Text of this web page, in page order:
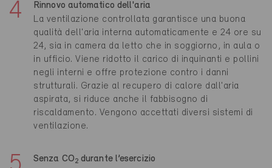
Rinnovo automatico dell'aria
La ventilazione controllata garantisce una buona
qualità dell'aria interna automaticamente e 24 ore su
24, sia in camera da letto che in soggiorno, in aula o
in ufficio. Viene ridotto il carico di inquinanti e pollini
negli interni e offre protezione contro i danni
strutturali. Grazie al recupero di calore dall'aria
aspirata, si riduce anche il fabbisogno di
riscaldamento. Vengono accettati diversi sistemi di
ventilazione.
Senza CO2durante l’esercizio